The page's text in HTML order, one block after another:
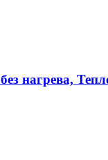
без нагрева,